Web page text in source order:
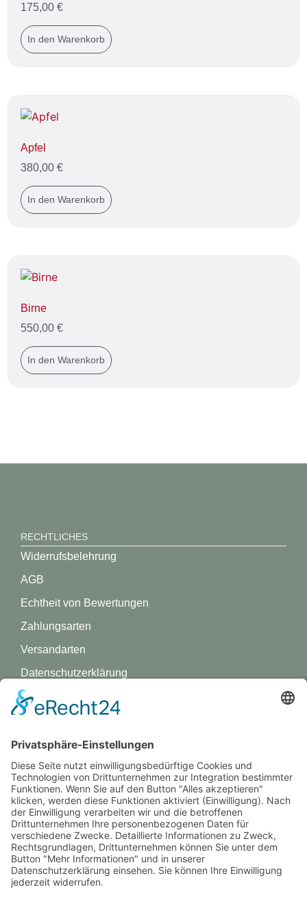
175,00 €
In den Warenkorb
Apfel
380,00 €
In den Warenkorb
Birne
550,00 €
In den Warenkorb
RECHTLICHES
Widerrufsbelehrung
AGB
Echtheit von Bewertungen
Zahlungsarten
Versandarten
Datenschutz­erklärung
Impressum
GREVY ANGEBOT
Was ist Grevy?
BENUTZERANMELDUNG